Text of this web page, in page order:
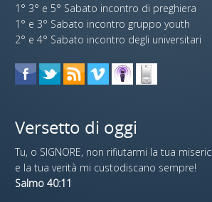
1° 3° e 5° Sabato incontro di preghiera
1° e 3° Sabato incontro gruppo youth
2° e 4° Sabato incontro degli universitari
Versetto di oggi
Tu, o SIGNORE, non rifiutarmi la tua
e la tua verità mi custodiscano sempre!
Salmo 40:11